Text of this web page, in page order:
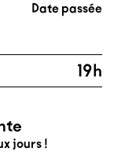
Date passée
19h
jours !